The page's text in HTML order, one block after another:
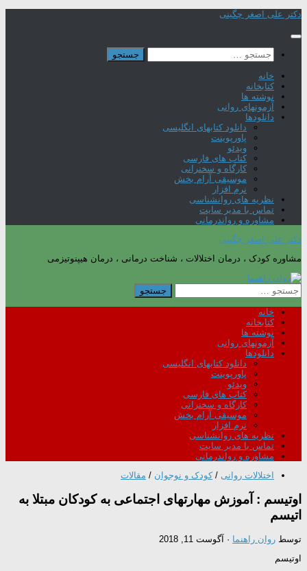
Skip
content
دکتر علی اصغر چگینی
جستجو
برای:
خانه
کتابخانه
نوشته ها
آزمونهای روانی
دانلودها
دانلود کتابهای انگلیسی
پاورپوینت
ویدئو
کتاب های فارسی
کارگاه و سخنرانی
موسیقی آرام بخش
نرم افزار
نظریه های روانشناسی
تماس با مدیر سایت
مشاوره و رواندرمانی
دکتر علی اصغر چگینی
مشاوره کودک ، درمان اختلالات ، شناخت درمانی ، درمان هیپنوتیزمی
جستجو
برای:
خانه
کتابخانه
نوشته ها
آزمونهای روانی
دانلودها
دانلود کتابهای انگلیسی
پاورپوینت
ویدئو
کتاب های فارسی
کارگاه و سخنرانی
موسیقی آرام بخش
نرم افزار
نظریه های روانشناسی
تماس با مدیر سایت
مشاوره و رواندرمانی
اختلالات روانی / کودک و نوجوان / مقالات
اوتیسم : آموزش مهارتهای اجتماعی به کودکان مبتلا به
اتیسم
توسط روان راهنما · آگوست 11, 2018
اوتیسم